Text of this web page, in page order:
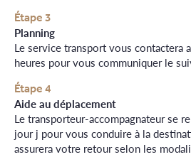
Étape 3
Planning
Le service transport vous contactera
heures pour vous communiquer le
Étape 4
Aide au déplacement
Le transporteur-accompagnateur se
jour j pour vous conduire à la
assurera votre retour selon les